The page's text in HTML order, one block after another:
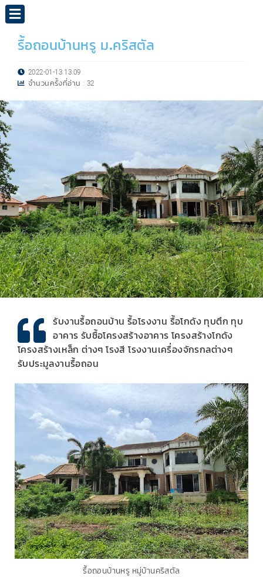
รื้อถอนบ้านหรู ม.คริสตัล
2022-01-13 13:09
จำนวนครั้งที่อ่าน : 32
รับงานรื้อถอนบ้าน รื้อโรงงาน รื้อโกดัง ทุบตึก ทุบ
อาคาร รับซื้อโครงสร้างอาคาร โครงสร้างโกดัง
โครงสร้างเหล็ก ต่างๆ โรงสี โรงงานเครื่องจักรกลต่างๆ
รับประมูลงานรื้อถอน
รื้อถอนบ้านหรู หมู่บ้านคริสตัล